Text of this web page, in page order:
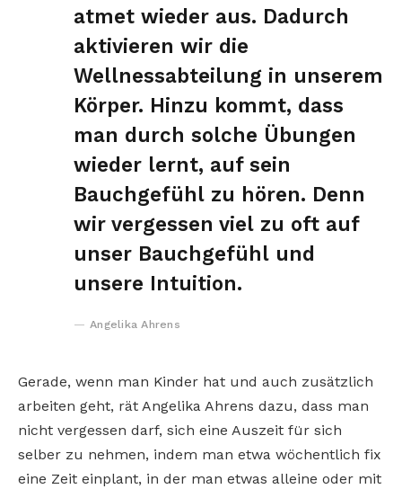
atmet wieder aus. Dadurch
aktivieren wir die
Wellnessabteilung in unserem
Körper. Hinzu kommt, dass
man durch solche Übungen
wieder lernt, auf sein
Bauchgefühl zu hören. Denn
wir vergessen viel zu oft auf
unser Bauchgefühl und
unsere Intuition.
Angelika Ahrens
Gerade, wenn man Kinder hat und auch zusätzlich
arbeiten geht, rät Angelika Ahrens dazu, dass man
nicht vergessen darf, sich eine Auszeit für sich
selber zu nehmen, indem man etwa wöchentlich fix
eine Zeit einplant, in der man etwas alleine oder mit